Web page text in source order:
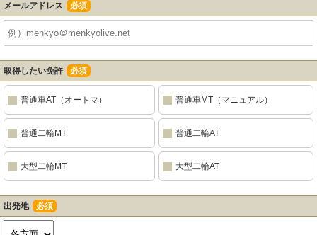
メールアドレス 必須
取得したい免許 必須
普通車AT（オートマ） 普通車MT（マニュアル）
普通二輪MT 普通二輪AT
大型二輪MT 大型二輪AT
出発地 必須